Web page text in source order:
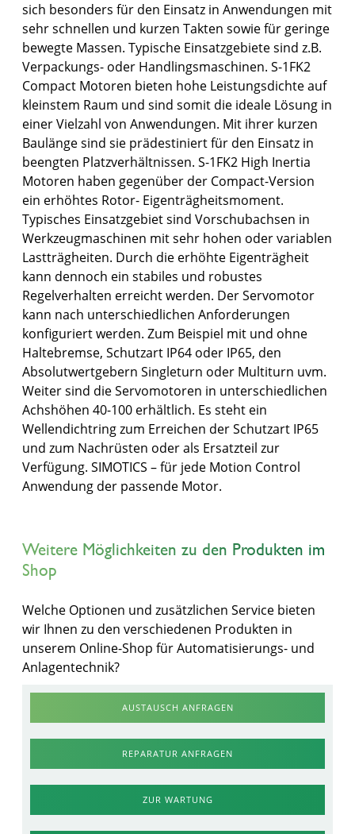
sich besonders für den Einsatz in Anwendungen mit
sehr schnellen und kurzen Takten sowie für geringe
bewegte Massen. Typische Einsatzgebiete sind z.B.
Verpackungs- oder Handlingsmaschinen. S-1FK2
Compact Motoren bieten hohe Leistungsdichte auf
kleinstem Raum und sind somit die ideale Lösung in
einer Vielzahl von Anwendungen. Mit ihrer kurzen
Baulänge sind sie prädestiniert für den Einsatz in
beengten Platzverhältnissen. S-1FK2 High Inertia
Motoren haben gegenüber der Compact-Version
ein erhöhtes Rotor- Eigenträgheitsmoment.
Typisches Einsatzgebiet sind Vorschubachsen in
Werkzeugmaschinen mit sehr hohen oder variablen
Lastträgheiten. Durch die erhöhte Eigenträgheit
kann dennoch ein stabiles und robustes
Regelverhalten erreicht werden. Der Servomotor
kann nach unterschiedlichen Anforderungen
konfiguriert werden. Zum Beispiel mit und ohne
Haltebremse, Schutzart IP64 oder IP65, den
Absolutwertgebern Singleturn oder Multiturn uvm.
Weiter sind die Servomotoren in unterschiedlichen
Achshöhen 40-100 erhältlich. Es steht ein
Wellendichtring zum Erreichen der Schutzart IP65
und zum Nachrüsten oder als Ersatzteil zur
Verfügung. SIMOTICS – für jede Motion Control
Anwendung der passende Motor.
Weitere Möglichkeiten zu den Produkten im
Shop
Welche Optionen und zusätzlichen Service bieten
wir Ihnen zu den verschiedenen Produkten in
unserem Online-Shop für Automatisierungs- und
Anlagentechnik?
AUSTAUSCH ANFRAGEN
REPARATUR ANFRAGEN
ZUR WARTUNG